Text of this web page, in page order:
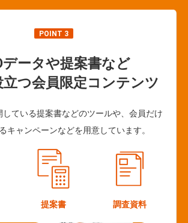
POINT 3
データや提案書など
つ会員限定コンテンツ
している提案書などのツールや、会員だけ
キャンペーンなどを用意しています。
提案書 調査資料